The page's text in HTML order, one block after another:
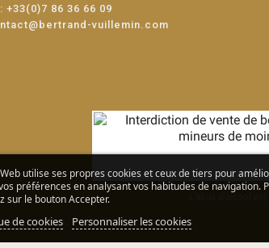
utilise ses propres cookies et ceux de tiers pour
préférences en analysant vos habitudes de
sur le bouton Accepter.
de cookies Personnaliser les cookies
+33(0)7 86 36 66 09
vuillemin.com